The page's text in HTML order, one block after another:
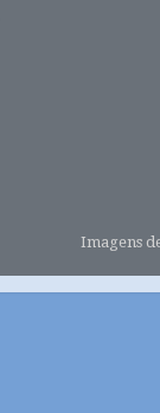
Imagens